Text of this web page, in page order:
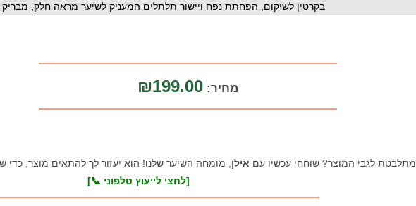
בקרטין לשיקום, הפחתת נפח ויישור תלתלים המעניק לשיער מראה חלק, מבריק
מחיר:₪199.00
מתלבטת לגבי המוצר? שוחחי עכשיו עם אילן , מומחה השיער שלנו! הוא יעזור לך להתאים מוצר,
[לחצי לייעוץ טלפוני 📞]